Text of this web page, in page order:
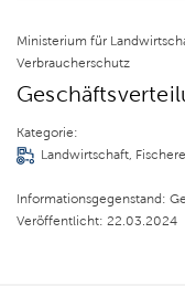
Ministerium für
Verbraucherschutz
Kategorie:
Landwirtschaft,
Informationsgegenstand:
Veröffentlicht: 22.03.2024